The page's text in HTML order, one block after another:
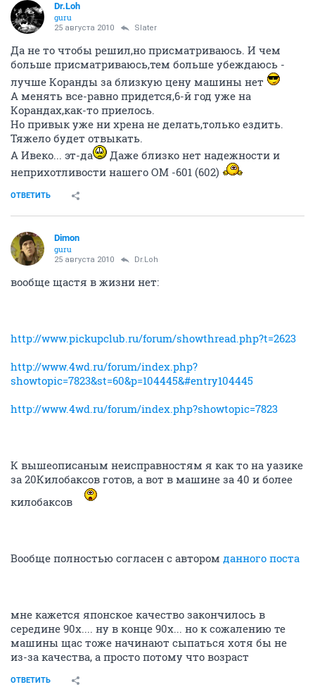
Dr.Loh
guru
25 августа 2010 Slater
Да не то чтобы решил,но присматриваюсь. И чем
больше присматриваюсь,тем больше убеждаюсь -
лучше Коранды за близкую цену машины нет
А менять все-равно придется,6-й год уже на
Корандах,как-то приелось.
Но привык уже ни хрена не делать,только ездить.
Тяжело будет отвыкать.
А Ивеко... эт-да
Даже близко нет надежности и
неприхотливости нашего ОМ -601 (602)
ОТВЕТИТЬ
Dimon
guru
25 августа 2010 Dr.Loh
вообще щастя в жизни нет:
http://www.pickupclub.ru/forum/showthread.php?t=2623
http://www.4wd.ru/forum/index.php?
showtopic=7823&st=60&p=104445&#entry104445
http://www.4wd.ru/forum/index.php?showtopic=7823
К вышеописаным неисправностям я как то на уазике
за 20Килобаксов готов, а вот в машине за 40 и более
килобаксов
Вообще полностью согласен с автором данного поста
мне кажется японское качество закончилось в
середине 90х.... ну в конце 90х... но к сожалению те
машины щас тоже начинают сыпаться хотя бы не
из-за качества, а просто потому что возраст
ОТВЕТИТЬ